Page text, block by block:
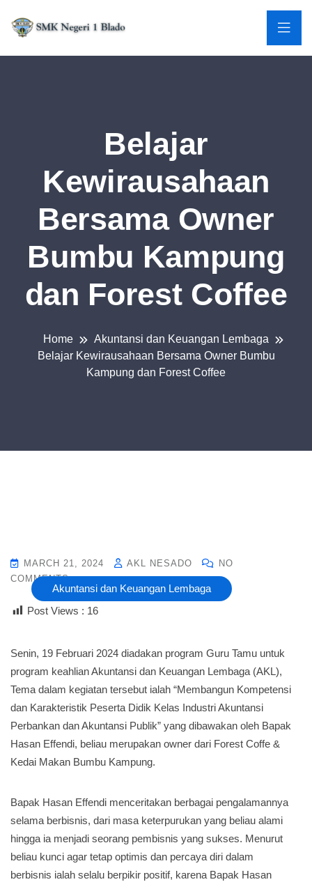
Belajar
Kewirausahaan
Bersama Owner
Bumbu Kampung
dan Forest Coffee
Home
Akuntansi dan Keuangan Lembaga
Belajar Kewirausahaan Bersama Owner Bumbu
Kampung dan Forest Coffee
Akuntansi dan Keuangan Lembaga
MARCH 21, 2024 AKL NESADO
NO
COMMENTS
Post Views : 16
Senin, 19 Februari 2024 diadakan program Guru Tamu untuk
program keahlian Akuntansi dan Keuangan Lembaga (AKL),
Tema dalam kegiatan tersebut ialah “Membangun Kompetensi
dan Karakteristik Peserta Didik Kelas Industri Akuntansi
Perbankan dan Akuntansi Publik” yang dibawakan oleh Bapak
Hasan Effendi, beliau merupakan owner dari Forest Coffe &
Kedai Makan Bumbu Kampung.
Bapak Hasan Effendi menceritakan berbagai pengalamannya
selama berbisnis, dari masa keterpurukan yang beliau alami
hingga ia menjadi seorang pembisnis yang sukses. Menurut
beliau kunci agar tetap optimis dan percaya diri dalam
berbisnis ialah selalu berpikir positif, karena Bapak Hasan